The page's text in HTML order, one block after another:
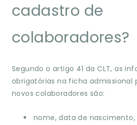
cadastro de
colaboradores?
Segundo o artigo 41 da CLT, as
obrigatórias na ficha admissional
novos colaboradores são:
nome, data de